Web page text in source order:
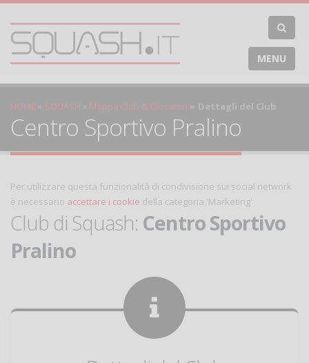
MENU
HOME SQUASH Mappa Club & Giocatori Dettagli del Club
Centro Sportivo Pralino
Per utilizzare questa funzionalità di condivisione sui social network
è necessario accettare i cookie della categoria 'Marketing'
Club di Squash: Centro Sportivo
Pralino